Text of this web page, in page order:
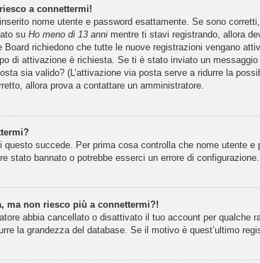
a connettermi!
nome utente e password esattamente. Se sono
su Ho meno di 13 annimentre ti stavi registrando, allora
richiedono che tutte le nuove registrazioni vengano
di attivazione è richiesta. Se ti è stato inviato un
sia valido? (L’attivazione via posta serve a ridurre la
allora prova a contattare un amministratore.
succede. Per prima cosa controlla che nome utente
stato bannato o potrebbe esserci un errore di configurazione.
ma non riesco più a connettermi?!
abbia cancellato o disattivato il tuo account per qualche
la grandezza del database. Se il motivo è quest’ultimo